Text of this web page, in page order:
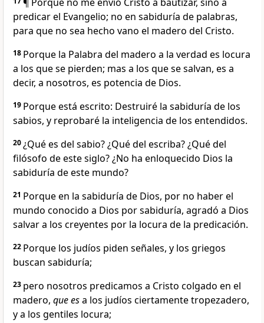
predicar el Evangelio; no en sabiduría de palabras,
para que no sea hecho vano el madero del Cristo.
18 Porque la Palabra del madero a la verdad es locura
a los que se pierden; mas a los que se salvan, es a
decir, a nosotros, es potencia de Dios.
19 Porque está escrito: Destruiré la sabiduría de los
sabios, y reprobaré la inteligencia de los entendidos.
20¿Qué es del sabio? ¿Qué del escriba? ¿Qué del
filósofo de este siglo? ¿No ha enloquecido Dios la
sabiduría de este mundo?
21 Porque en la sabiduría de Dios, por no haber el
mundo conocido a Dios por sabiduría, agradó a Dios
salvar a los creyentes por la locura de la predicación.
22 Porque los judíos piden señales, y los griegos
buscan sabiduría;
23 pero nosotros predicamos a Cristo colgado en el
madero, que esa los judíos ciertamente tropezadero,
y a los gentiles locura;